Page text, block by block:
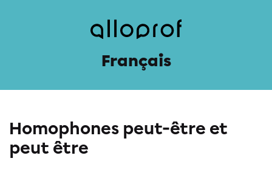
Français
Homophones peut-être et
peut être